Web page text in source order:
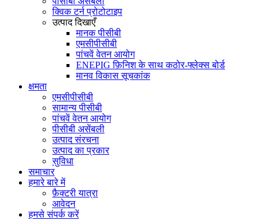
क्विक टर्न प्रोटोटाइप
उत्पाद दिखाएँ
मानक पीसीबी
एमसीपीसीबी
पांचवें वेतन आयोग
ENEPIG फ़िनिश के साथ कठोर-फ्लेक्स बोर्ड
मानव विकास सूचकांक
क्षमता
एमसीपीसीबी
सामान्य पीसीबी
पांचवें वेतन आयोग
पीसीबी असेंबली
उत्पाद संरचना
उत्पाद का प्रकार
सुविधा
समाचार
हमारे बारे में
फ़ैक्टरी यात्रा
आवेदन
हमसे संपर्क करें